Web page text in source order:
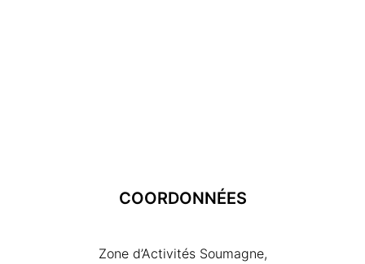
COORDONNÉES
Zone d’Activités Soumagne,